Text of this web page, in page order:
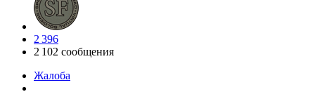
2 396
2 102 сообщения
Жалоба